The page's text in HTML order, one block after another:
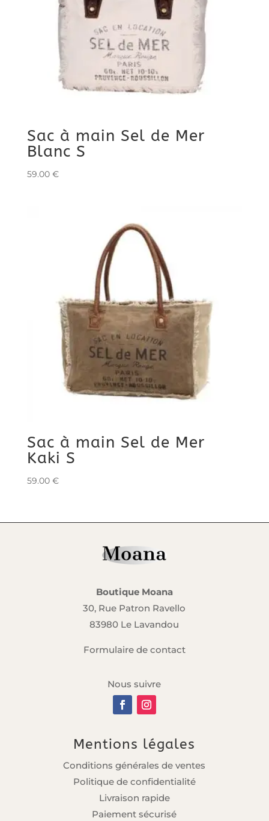
Sac à main Sel de Mer
Blanc S
59.00 €
Sac à main Sel de Mer
Kaki S
59.00 €
Boutique Moana
30, Rue Patron Ravello
83980 Le Lavandou
Formulaire de contact
Nous suivre
Mentions légales
Conditions générales de ventes
Politique de confidentialité
Livraison rapide
Paiement sécurisé